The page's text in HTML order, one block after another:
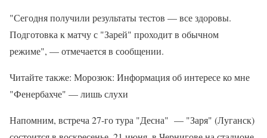
"Сегодня получили результаты тестов — все здоровы.
Подготовка к матчу с "Зарей" проходит в обычном
режиме", — отмечается в сообщении.
Читайте также: Морозюк: Информация об интересе ко мне
"Фенербахче" — лишь слухи
Напомним, встреча 27-го тура "Десна" — "Заря" (Луганск)